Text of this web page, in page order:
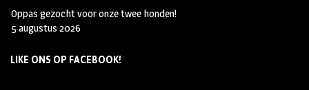
Oppas gezocht voor onze twee honden!
5 augustus 2026
LIKE ONS OP FACEBOOK!